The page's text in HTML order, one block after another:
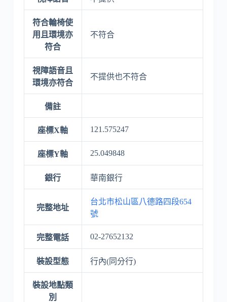
符合輪椅使
用且環境亦
符合
不符合
視障語音且
環境亦符合
不提供也不符合
備註
座標X軸 121.575247
座標Y軸 25.049848
銀行 華南銀行
完整地址
台北市松山區八德路四段654
號
完整電話 02-27652132
裝設型態 行內(同分行)
裝設地點類
別